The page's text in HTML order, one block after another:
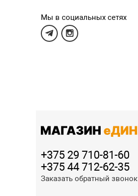
Мы в социальных сетях
+375 29 710-81-60
+375 44 712-62-35
Заказать обратный звонок